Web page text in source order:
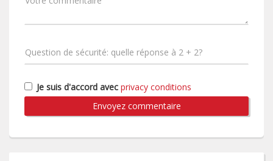
Je suis d'accord avec privacy conditions
Envoyez commentaire